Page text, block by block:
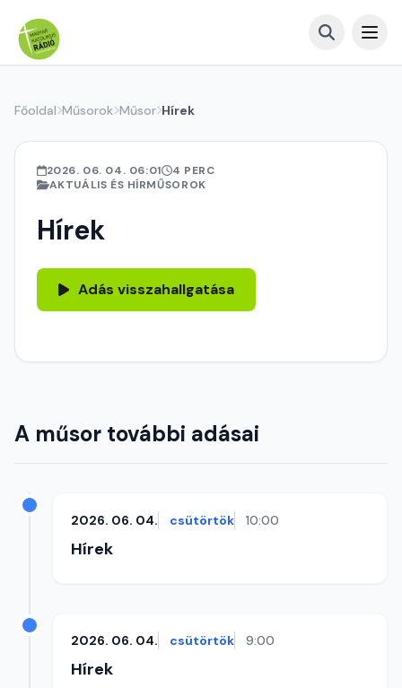
Főoldal Műsorok Műsor Hírek
2026. 06. 04. 06:01
4 PERC
AKTUÁLIS ÉS HÍRMŰSOROK
Hírek
Adás visszahallgatása
A műsor további adásai
2026. 06. 04. csütörtök 10:00
Hírek
2026. 06. 04. csütörtök 9:00
Hírek